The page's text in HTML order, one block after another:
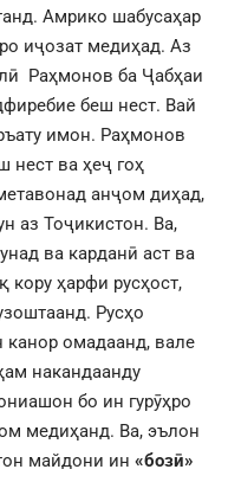
Амрико шабусаҳар
иҷозат медиҳад. Аз
Раҳмонов ба Ҷабҳаи
беш нест. Вай
имон. Раҳмонов
нест ва ҳеҷ гоҳ
анҷом диҳад,
аз Тоҷикистон. Ва,
ва карданӣ аст ва
кору ҳарфи русҳост,
Русҳо
омадаанд, вале
накандаанду
бо ин гурӯҳро
медиҳанд. Ва, эълон
майдони ин «бозӣ»